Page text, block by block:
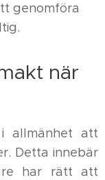
genomföra
när
allmänhet att
Detta innebär
har rätt att